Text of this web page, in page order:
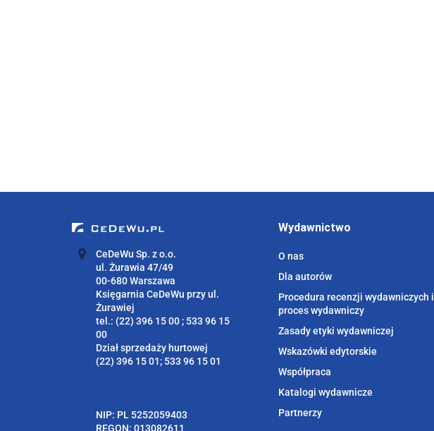
CeDeWu Sp. z o.o.
ul. Żurawia 47/49
00-680 Warszawa
Księgarnia CeDeWu przy ul.
Żurawiej
tel.: (22) 396 15 00 ; 533 96 15
00
Dział sprzedaży hurtowej
(22) 396 15 01; 533 96 15 01
NIP: PL 5252059403
REGON: 013082611
Wydawnictwo
O nas
Dla autorów
Procedura recenzji wydawniczych i
proces wydawniczy
Zasady etyki wydawniczej
Wskazówki edytorskie
Współpraca
Katalogi wydawnicze
Partnerzy